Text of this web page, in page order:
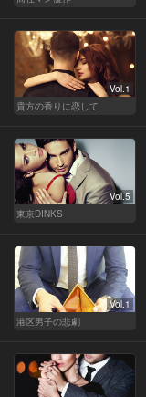
Vol.1
貴方の香りに恋して
Vol.5
東京DINKS
Vol.1
港区男子の悲劇